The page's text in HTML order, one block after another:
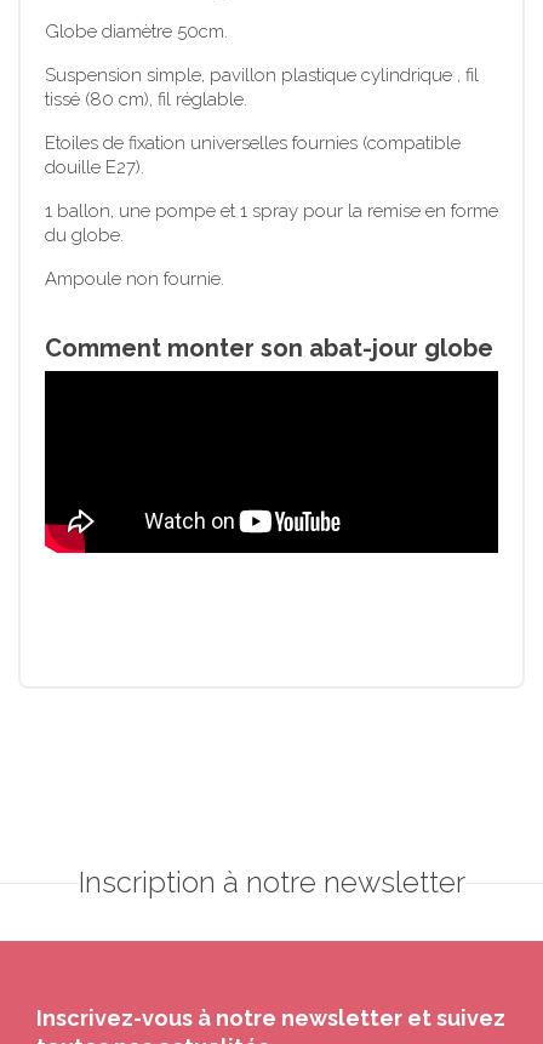
Globe diamètre 50cm.
Suspension simple, pavillon plastique cylindrique , fil
tissé (80 cm), fil réglable.
Etoiles de fixation universelles fournies (compatible
douille E27).
1 ballon, une pompe et 1 spray pour la remise en forme
du globe.
Ampoule non fournie.
Comment monter son abat-jour globe
Inscription à notre newsletter
Inscrivez-vous à notre newsletter et suivez